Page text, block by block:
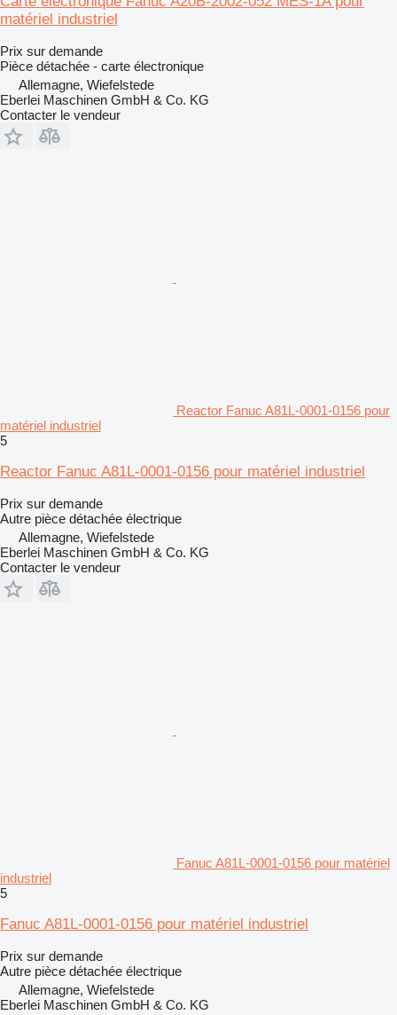
matériel industriel
Prix sur demande
Pièce détachée - carte électronique
Allemagne, Wiefelstede
Eberlei Maschinen GmbH & Co. KG
Contacter le vendeur
Reactor Fanuc A81L-0001-0156 pour
matériel industriel
5
Reactor Fanuc A81L-0001-0156 pour matériel industriel
Prix sur demande
Autre pièce détachée électrique
Allemagne, Wiefelstede
Eberlei Maschinen GmbH & Co. KG
Contacter le vendeur
Fanuc A81L-0001-0156 pour matériel
industriel
5
Fanuc A81L-0001-0156 pour matériel industriel
Prix sur demande
Autre pièce détachée électrique
Allemagne, Wiefelstede
Eberlei Maschinen GmbH & Co. KG